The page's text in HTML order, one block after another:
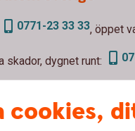
0771-23 33 33, öppet
skador, dygnet runt:
utomlands
cookies,